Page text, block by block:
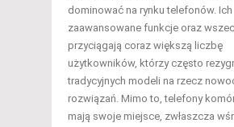
dominować na rynku telefonów. Ich
zaawansowane funkcje oraz
przyciągają coraz większą liczbę
użytkowników, którzy często
tradycyjnych modeli na rzecz
rozwiązań. Mimo to, telefony
mają swoje miejsce, zwłaszcza